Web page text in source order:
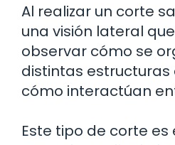
Al realizar un corte
una visión lateral
observar cómo se
distintas estructuras
cómo interactúan
Este tipo de corte es